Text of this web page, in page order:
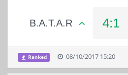
B.A.T.A.R 4:1
Ranked 08/10/2017 15:20